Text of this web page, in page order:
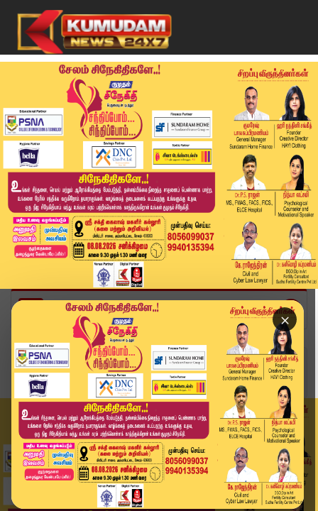
×
Home
வீடியோ ஸ்டோரி
QR Code-ல் குழப்பம்; தவெகவினர் வாக்குவாதம் | TV...